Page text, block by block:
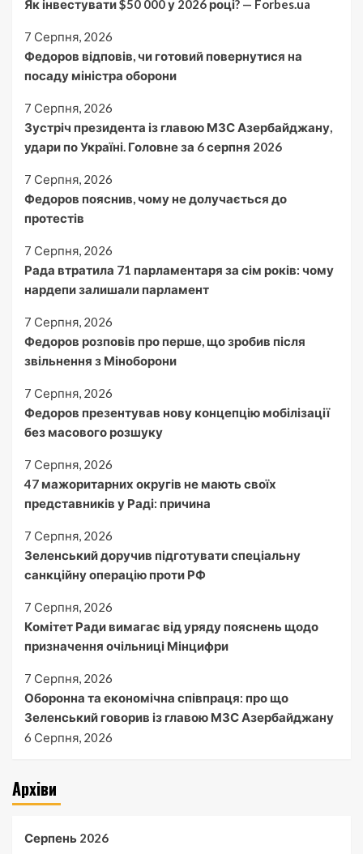
Як інвестувати $50 000 у 2026 році? — Forbes.ua
7 Серпня, 2026
Федоров відповів, чи готовий повернутися на
посаду міністра оборони
7 Серпня, 2026
Зустріч президента із главою МЗС Азербайджану,
удари по Україні. Головне за 6 серпня 2026
7 Серпня, 2026
Федоров пояснив, чому не долучається до
протестів
7 Серпня, 2026
Рада втратила 71 парламентаря за сім років: чому
нардепи залишали парламент
7 Серпня, 2026
Федоров розповів про перше, що зробив після
звільнення з Міноборони
7 Серпня, 2026
Федоров презентував нову концепцію мобілізації
без масового розшуку
7 Серпня, 2026
47 мажоритарних округів не мають своїх
представників у Раді: причина
7 Серпня, 2026
Зеленський доручив підготувати спеціальну
санкційну операцію проти РФ
7 Серпня, 2026
Комітет Ради вимагає від уряду пояснень щодо
призначення очільниці Мінцифри
7 Серпня, 2026
Оборонна та економічна співпраця: про що
Зеленський говорив із главою МЗС Азербайджану
6 Серпня, 2026
Архіви
Серпень 2026